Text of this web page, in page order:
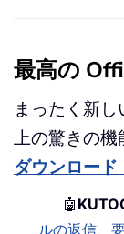
最高の
まったく新
上の驚きの機
ダウンロード
🤖
ルの返信、